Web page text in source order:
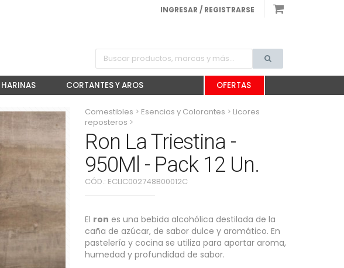
INGRESAR / REGISTRARSE
HARINAS CORTANTES Y AROS OFERTAS
Comestibles > Esencias y Colorantes > Licores
reposteros >
Ron La Triestina -
950Ml - Pack 12 Un.
CÓD.: ECLIC002748B00012C
El ron es una bebida alcohólica destilada de la
caña de azúcar, de sabor dulce y aromático. En
pastelería y cocina se utiliza para aportar aroma,
humedad y profundidad de sabor.